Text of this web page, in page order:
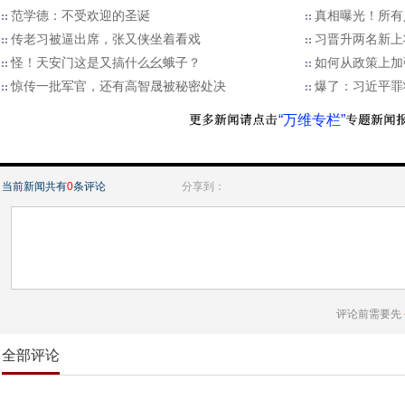
范学德：不受欢迎的圣诞
真相曝光！所
传老习被逼出席，张又侠坐着看戏
习晋升两名新
怪！天安门这是又搞什么幺蛾子？
如何从政策上
惊传一批军官，还有高智晟被秘密处决
爆了：习近平
“万维专栏”
当前新闻共有0条评论 分享到：
评论前需要先
全部评论